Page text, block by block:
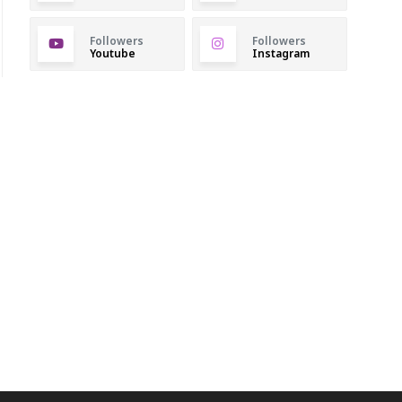
Followers
Youtube
Followers
Instagram